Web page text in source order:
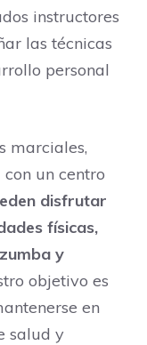
instructores
las técnicas
personal
marciales,
un centro
disfrutar
físicas,
y
objetivo es
en
salud y